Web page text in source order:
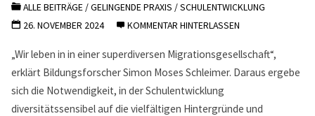
ALLE BEITRÄGE/GELINGENDE PRAXIS /SCHULENTWICKLUNG
26. NOVEMBER 2024
KOMMENTAR HINTERLASSEN
„Wir leben in in einer superdiversen Migrationsgesellschaft“,
erklärt Bildungsforscher Simon Moses Schleimer. Daraus ergebe
sich die Notwendigkeit, in der Schulentwicklung
diversitätssensibel auf die vielfältigen Hintergründe und